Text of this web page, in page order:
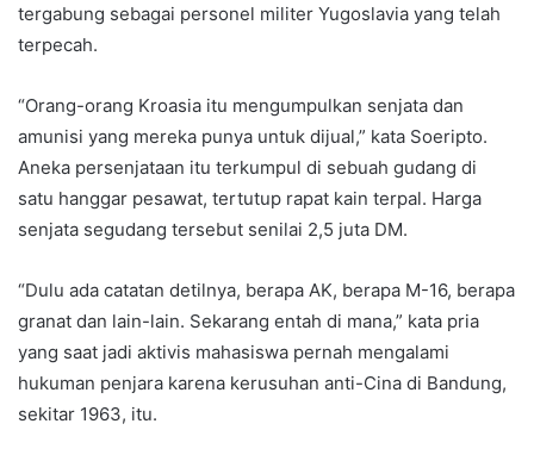
tergabung sebagai personel militer Yugoslavia yang telah
terpecah.
“Orang-orang Kroasia itu mengumpulkan senjata dan
amunisi yang mereka punya untuk dijual,” kata Soeripto.
Aneka persenjataan itu terkumpul di sebuah gudang di
satu hanggar pesawat, tertutup rapat kain terpal. Harga
senjata segudang tersebut senilai 2,5 juta DM.
“Dulu ada catatan detilnya, berapa AK, berapa M-16, berapa
granat dan lain-lain. Sekarang entah di mana,” kata pria
yang saat jadi aktivis mahasiswa pernah mengalami
hukuman penjara karena kerusuhan anti-Cina di Bandung,
sekitar 1963, itu.